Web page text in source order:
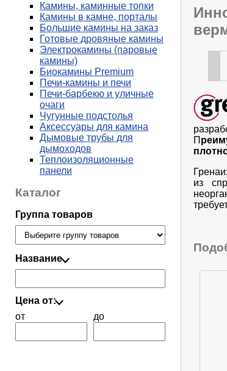
П
из
Камины, каминные топки
Камины в камне, порталы
Большие камины на заказ
Готовые дровяные камины
Электрокамины (паровые
камины)
Биокамины Premium
Печи-камины и печи
Печи-барбекю и уличные
очаги
Чугунные подстолья
Аксессуары для камина
Дымовые трубы для
дымоходов
Теплоизоляционные
панели
Каталог
Группа товаров
Название
Цена от:
от
до